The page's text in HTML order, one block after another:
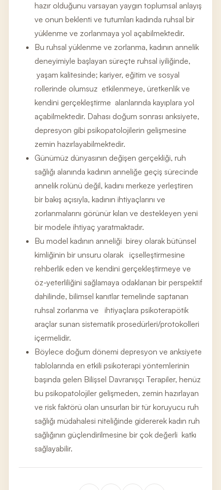
hazır olduğunu varsayan yaygın toplumsal anlayış
ve onun beklenti ve tutumları kadında ruhsal bir
yüklenme ve zorlanmaya yol açabilmektedir.
Bu ruhsal yüklenme ve zorlanma, kadının annelik
deneyimiyle başlayan süreçte ruhsal iyiliğinde,
yaşam kalitesinde; kariyer, eğitim ve sosyal
rollerinde olumsuz etkilenmeye, üretkenlik ve
kendini gerçekleştirme alanlarında kayıplara yol
açabilmektedir. Dahası doğum sonrası anksiyete,
depresyon gibi psikopatolojilerin gelişmesine
zemin hazırlayabilmektedir.
Günümüz dünyasının değişen gerçekliği, ruh
sağlığı alanında kadının anneliğe geçiş sürecinde
annelik rolünü değil, kadını merkeze yerleştiren
bir bakış açısıyla, kadının ihtiyaçlarını ve
zorlanmalarını görünür kılan ve destekleyen yeni
bir modele ihtiyaç yaratmaktadır.
Bu model kadının anneliği birey olarak bütünsel
kimliğinin bir unsuru olarak içselleştirmesine
rehberlik eden ve kendini gerçekleştirmeye ve
öz-yeterliliğini sağlamaya odaklanan bir perspektif
dahilinde, bilimsel kanıtlar temelinde saptanan
ruhsal zorlanma ve ihtiyaçlara psikoterapötik
araçlar sunan sistematik prosedürleri/protokolleri
içermelidir.
Böylece doğum dönemi depresyon ve anksiyete
tablolarında en etkili psikoterapi yöntemlerinin
başında gelen Bilişsel Davranışçı Terapiler, henüz
bu psikopatolojiler gelişmeden, zemin hazırlayan
ve risk faktörü olan unsurları bir tür koruyucu ruh
sağlığı müdahalesi niteliğinde gidererek kadın ruh
sağlığının güçlendirilmesine bir çok değerli katkı
sağlayabilir.